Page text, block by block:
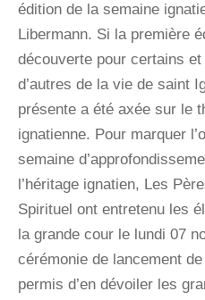
édition de la semaine
Libermann. Si la première
découverte pour certains
d’autres de la vie de saint
présente a été axée sur le
ignatienne. Pour marquer
semaine
l’héritage ignatien, Les
Spirituel ont entretenu les
la grande cour le lundi 07
cérémonie de lancement
permis d’en dévoiler les